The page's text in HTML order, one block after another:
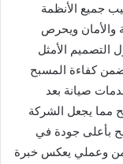
جميع الأنظمة
والأمان ويحرص
التصميم الأمثل
يضمن كفاءة المسبح
صيانة بعد
مما يجعل الشركة
بأعلى جودة في
وعملي يعكس خبرة